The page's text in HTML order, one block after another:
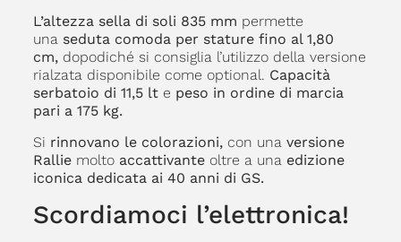
L’altezza sella di soli 835 mm permette
una seduta comoda per stature fino al 1,80
cm,dopodiché si consiglia l’utilizzo della versione
rialzata disponibile come optional. Capacità
serbatoio di 11,5 lte peso in ordine di marcia
pari a 175 kg.
Si rinnovano le colorazioni, con una versione
Ralliemolto accattivante oltre a una edizione
iconica dedicata ai 40 anni di GS.
Scordiamoci l’elettronica!